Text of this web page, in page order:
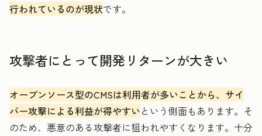
行われているのが現状です。
攻撃者にとって開発リターンが大きい
オープンソース型のCMSは利用者が多いことから、サイ
バー攻撃による利益が得やすいという側面もあります。そ
のため、悪意のある攻撃者に狙われやすくなります。十分